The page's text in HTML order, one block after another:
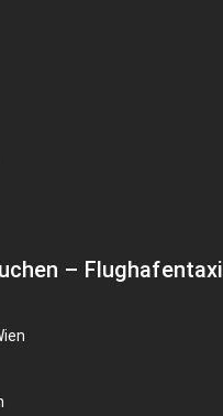
– Flughafentaxi